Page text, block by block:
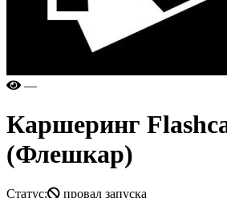
—
Каршеринг
(Флешкар)
Статус:
провал запуска